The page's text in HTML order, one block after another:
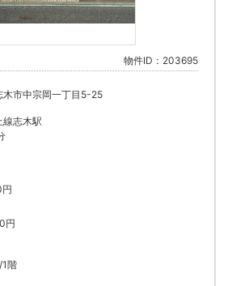
物件ID：203695
木市中宗岡一丁目5-25
線志木駅
円
階